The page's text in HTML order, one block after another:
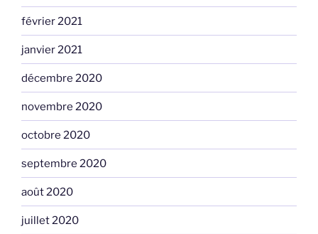
février 2021
janvier 2021
décembre 2020
novembre 2020
octobre 2020
septembre 2020
août 2020
juillet 2020